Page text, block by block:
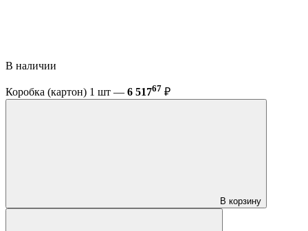
В наличии
Коробка (картон) 1 шт — 6 51767 ₽
В корзину